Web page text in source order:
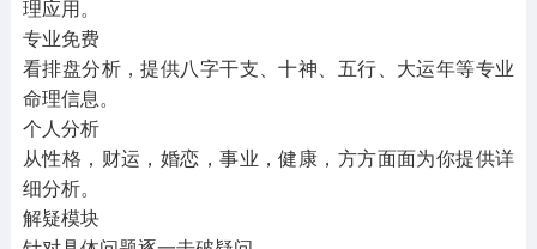
理应用。
专业免费
看排盘分析，提供八字干支、十神、五行、大运年等专业
命理信息。
个人分析
从性格，财运，婚恋，事业，健康，方方面面为你提供详
细分析。
解疑模块